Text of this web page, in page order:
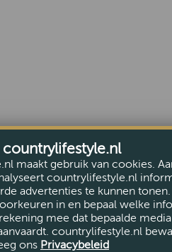
maakt gebruik van cookies.
countrylifestyle.nl
advertenties te kunnen
in en bepaal welke
mee dat bepaalde
countrylifestyle.nl
ons Privacybeleid